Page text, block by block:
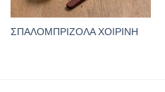
ΣΠΑΛΟΜΠΡΙΖΟΛΑ ΧΟΙΡΙΝΗ